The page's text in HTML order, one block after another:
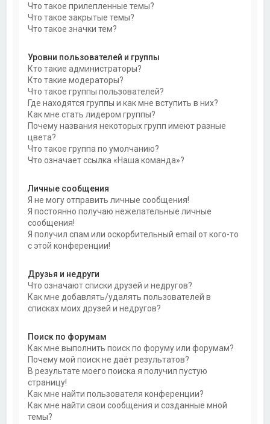
Что такое прилепленные темы?
Что такое закрытые темы?
Что такое значки тем?
Уровни пользователей и группы
Кто такие администраторы?
Кто такие модераторы?
Что такое группы пользователей?
Где находятся группы и как мне вступить в них?
Как мне стать лидером группы?
Почему названия некоторых групп имеют разные
цвета?
Что такое группа по умолчанию?
Что означает ссылка «Наша команда»?
Личные сообщения
Я не могу отправить личные сообщения!
Я постоянно получаю нежелательные личные
сообщения!
Я получил спам или оскорбительный email от кого-то
с этой конференции!
Друзья и недруги
Что означают списки друзей и недругов?
Как мне добавлять/удалять пользователей в
списках моих друзей и недругов?
Поиск по форумам
Как мне выполнить поиск по форуму или форумам?
Почему мой поиск не даёт результатов?
В результате моего поиска я получил пустую
страницу!
Как мне найти пользователя конференции?
Как мне найти свои сообщения и созданные мной
темы?